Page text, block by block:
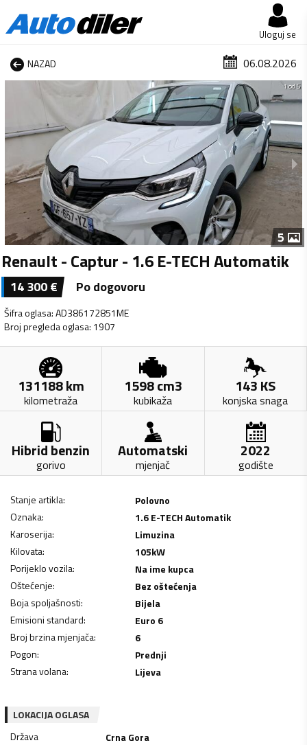
Uloguj se
NAZAD 06.08.2026
1 od 5
5
Renault - Captur - 1.6 E-TECH Automatik
14 300€ Po dogovoru
Šifra oglasa:AD386172851ME
Broj pregleda oglasa: 1907
131188km
kilometraža
1598cm3
kubikaža
143KS
konjska snaga
Hibrid benzin
gorivo
Automatski
mjenjač
2022
godište
Stanje artikla:
Polovno
Oznaka:
1.6 E-TECH Automatik
Karoserija:
Limuzina
Kilovata: 105kW
Porijeklo vozila:
Na ime kupca
Oštećenje:
Bez oštećenja
Boja spoljašnosti:
Bijela
Emisioni standard:
Euro 6
Broj brzina mjenjača:
6
Pogon:
Prednji
Strana volana: Lijeva
LOKACIJA OGLASA
Država
Crna Gora